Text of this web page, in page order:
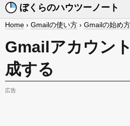
ぼくらのハウツーノート
Home › Gmailの使い方 › Gmailの始め方
Gmailアカウン
成する
広告